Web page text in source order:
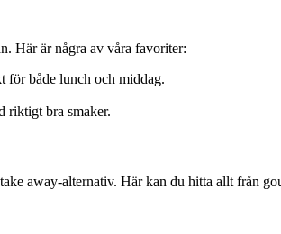
Här är några av våra favoriter:
för både lunch och middag.
riktigt bra smaker.
away-alternativ. Här kan du hitta allt från